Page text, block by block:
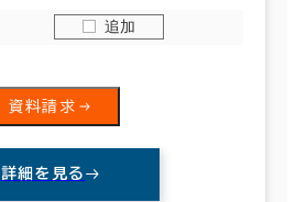
追加
資料請求
詳細を見る